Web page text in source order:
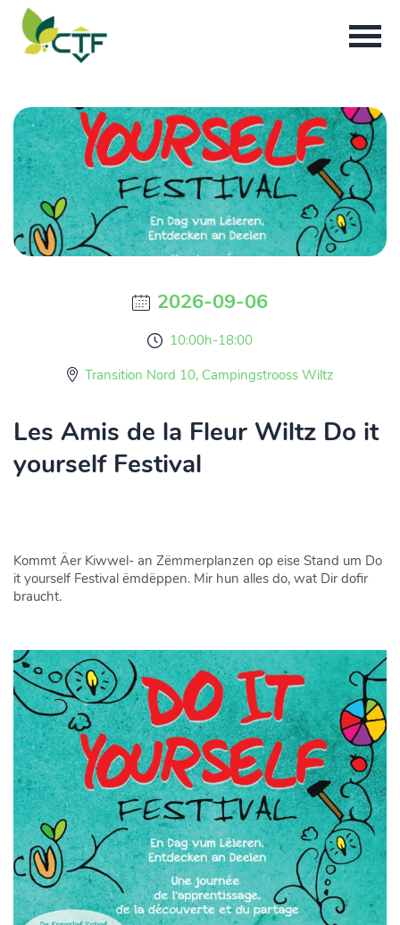
2026-09-06
10:00h-18:00
Transition Nord 10, Campingstrooss Wiltz
Les Amis de la Fleur Wiltz Do it
yourself Festival
Kommt Äer Kiwwel- an Zëmmerplanzen op eise Stand um Do
it yourself Festival ëmdëppen. Mir hun alles do, wat Dir dofir
braucht.